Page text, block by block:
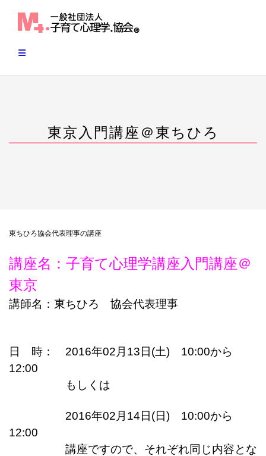
東京入門講座＠東ちひろ
東ちひろ協会代表理事の講座
講座名：子育て心理学講座入門講座＠
東京
講師名：東ちひろ 協会代表理事
日 時： 2016年02月13日(土) 10:00から
12:00
もしくは
2016年02月14日(日) 10:00から
12:00
講座ですので、それぞれ同じ内容とな